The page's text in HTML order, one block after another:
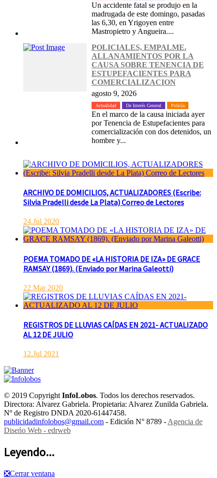
Un accidente fatal se produjo en la
madrugada de este domingo, pasadas
las 6,30, en Yrigoyen entre
Mastropietro y Angueira....
POLICIALES, EMPALME.
ALLANAMIENTOS POR LA
CAUSA SOBRE TENENCIA DE
ESTUPEFACIENTES PARA
COMERCIALIZACION
agosto 9, 2026
Actualidad De Interés General Policía
En el marco de la causa iniciada ayer
por Tenencia de Estupefacientes para
comercialización con dos detenidos, un
hombre y...
ARCHIVO DE DOMICILIOS, ACTUALIZADORES (Escribe:
Silvia Pradelli desde La Plata) Correo de Lectores
24.Jul 2020
POEMA TOMADO DE «LA HISTORIA DE IZA» DE GRACE
RAMSAY (1869). (Enviado por Marina Galeotti)
22.Mar 2020
REGISTROS DE LLUVIAS CAÍDAS EN 2021- ACTUALIZADO
AL 12 DE JULIO
12.Jul 2021
© 2019 CopyrightInfoLobos. Todos los derechos reservados.
Directora: Alvarez Gabriela. Propietaria: Alvarez Zunilda Gabriela.
Nº de Registro DNDA 2020-61447458.
publicidadinfolobos@gmail.com - Edición N° 8789 -Agencia de
Diseńo Web - edrweb
Leyendo...
❎Cerrar ventana